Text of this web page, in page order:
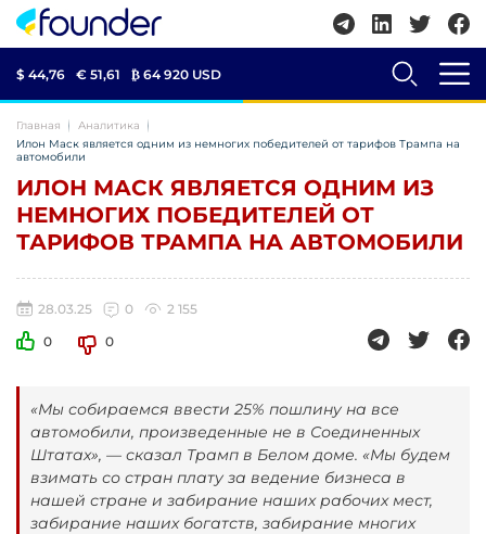
$ 44,76 € 51,61 ₿ 64 920 USD
Главная
Аналитика
Илон Маск является одним из немногих победителей от тарифов Трампа на
автомобили
ИЛОН МАСК ЯВЛЯЕТСЯ ОДНИМ ИЗ
НЕМНОГИХ ПОБЕДИТЕЛЕЙ ОТ
ТАРИФОВ ТРАМПА НА АВТОМОБИЛИ
28.03.25 0
2 155
0
0
«Мы собираемся ввести 25% пошлину на все
автомобили, произведенные не в Соединенных
Штатах», — сказал Трамп в Белом доме. «Мы будем
взимать со стран плату за ведение бизнеса в
нашей стране и забирание наших рабочих мест,
забирание наших богатств, забирание многих